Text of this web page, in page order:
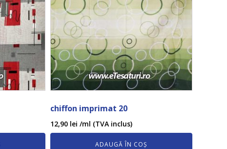
chiffon imprimat 20
12,90 lei /ml (TVA inclus)
ADAUGĂ ÎN COȘ